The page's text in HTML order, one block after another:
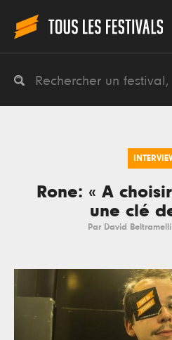
Rone: « A
une clé
Par David Beltramelli